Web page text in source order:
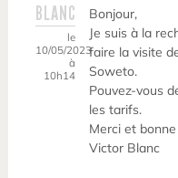
BLANC
le
10/05/2023
à
10h14
Bonjour,
Je suis à la
faire la visite
Soweto.
Pouvez-vous
les tarifs.
Merci et
Victor Blanc